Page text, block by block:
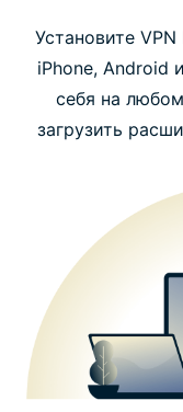
Установите
iPhone, Android
себя на
загрузить